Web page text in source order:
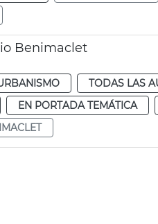
Benimaclet
TODAS LAS
EN PORTADA TEMÁTICA